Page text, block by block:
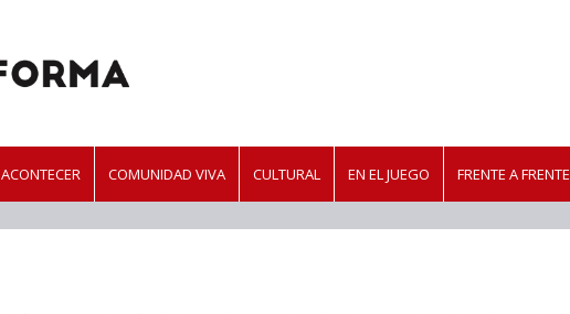
ACONTECER COMUNIDAD VIVA CULTURAL EN EL JUEGO FRENTE A FRENTE